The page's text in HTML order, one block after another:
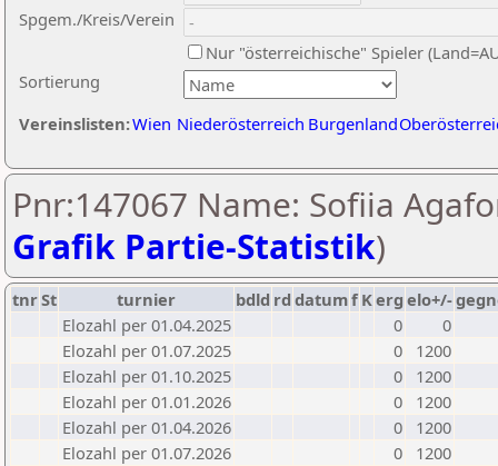
Sortierung
Spgem./Kreis/Verein
Nur "österreichische" Spieler
Vereinslisten:Wien Niederösterreich Burgenland
Pnr:147067 Name: Sofiia
Grafik Partie-Statistik)
tnrSt turnier bdld rd datumf Kerg elo+/-
Elozahl per 01.04.2025
0
0
Elozahl per 01.07.2025
0
1200
Elozahl per 01.10.2025
0
1200
Elozahl per 01.01.2026
0
1200
Elozahl per 01.04.2026
0
1200
Elozahl per 01.07.2026
0
1200